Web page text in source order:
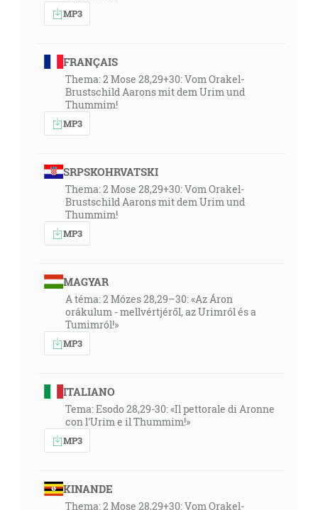
MP3
FRANÇAIS
Thema: 2 Mose 28,29+30: Vom Orakel-
Brustschild Aarons mit dem Urim und
Thummim!
MP3
SRPSKOHRVATSKI
Thema: 2 Mose 28,29+30: Vom Orakel-
Brustschild Aarons mit dem Urim und
Thummim!
MP3
MAGYAR
A téma: 2 Mózes 28,29–30: «Az Áron
orákulum - mellvértjéről, az Urimról és a
Tumimról!»
MP3
ITALIANO
Tema: Esodo 28,29-30: «Il pettorale di Aronne
con l'Urim e il Thummim!»
MP3
KINANDE
Thema: 2 Mose 28,29+30: Vom Orakel-